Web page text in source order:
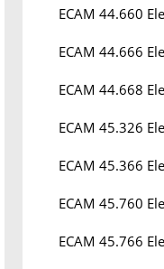
ECAM 44.660
ECAM 44.666
ECAM 44.668
ECAM 45.326
ECAM 45.366
ECAM 45.760
ECAM 45.766